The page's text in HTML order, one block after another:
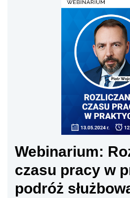
Webinarium:
czasu pracy w
podróż